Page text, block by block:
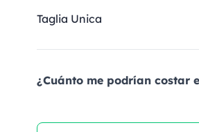
Taglia Unica
¿Cuánto me podrían costar